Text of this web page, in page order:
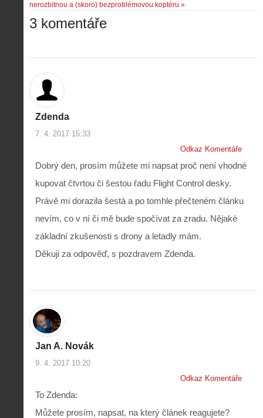
nerozbitnou a (skoro) bezproblémovou koptéru »
3 komentáře
Zdenda
7. 4. 2017 15:33
Odkaz Komentáře
Dobrý den, prosím můžete mi napsat proč není vhodné
kupovat čtvrtou či šestou řadu Flight Control desky.
Právě mi dorazila šestá a po tomhle přečteném článku
nevím, co v ní či mě bude spočívat za zradu. Nějaké
základní zkušenosti s drony a letadly mám.
Děkuji za odpověď, s pozdravem Zdenda.
Jan A. Novák
9. 4. 2017 10:20
Odkaz Komentáře
To Zdenda:
Můžete prosím, napsat, na který článek reagujete?